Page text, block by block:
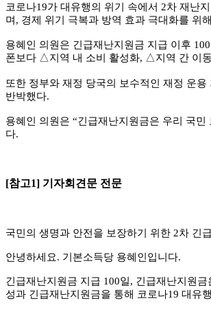
코로나19가 대유행의 위기 속에서 2차 재난
며 , 경제 위기 극복과 방역 효과 극대화를 위해
용혜인 의원은 긴급재난지원금 지급 이후 100
폰보다 △지역 내 소비 활성화, △지역 간 이
또한 정부와 재정 당국의 보수적인 재정 운용
반박했다.
용혜인 의원은 “긴급재난지원금은 우리 국
다.
[참고1] 기자회견문 전문
국민의 생명과 안전을 보장하기 위한 2차 긴
안녕하세요. 기본소득당 용혜인입니다.
긴급재난지원금 지급 100일, 긴급재난지원
성과 긴급재난지원금을 통해 코로나19 대유